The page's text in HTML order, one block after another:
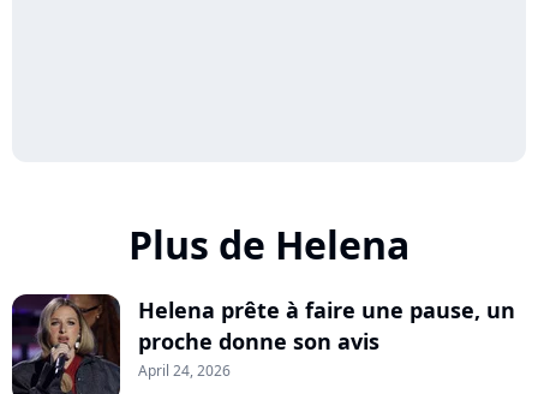
Plus de Helena
Helena prête à faire une pause, un
proche donne son avis
April 24, 2026